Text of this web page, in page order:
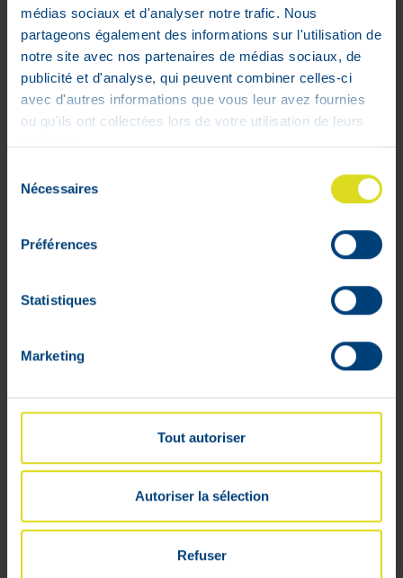
médias sociaux et d'analyser notre trafic. Nous
partageons également des informations sur l'utilisation de
notre site avec nos partenaires de médias sociaux, de
publicité et d'analyse, qui peuvent combiner celles-ci
avec d'autres informations que vous leur avez fournies
ou qu'ils ont collectées lors de votre utilisation de leurs
Nécessaires
Préférences
Statistiques
Marketing
Tout autoriser
Autoriser la sélection
Refuser
Levocetirizine EG 5 mg 40
Comprimés
10,11€
En stock